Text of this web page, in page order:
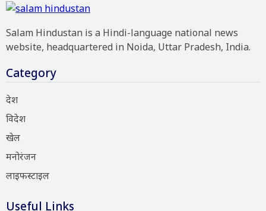
Salam Hindustan is a Hindi-language national news
website, headquartered in Noida, Uttar Pradesh, India.
Category
देश
विदेश
खेल
मनोरंजन
लाइफस्टाइल
Useful Links